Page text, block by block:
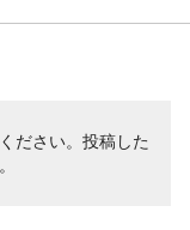
ださい。投稿した